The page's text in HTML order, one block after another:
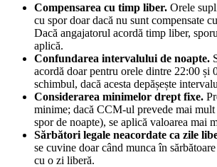
Compensarea cu timp liber. Orele
cu spor doar dacă nu sunt compensate
Dacă angajatorul acordă timp liber,
aplică.
Confundarea intervalului de noapte.
acordă doar pentru orele dintre 22:00
schimbul, dacă acesta depășește
Considerarea minimelor drept fixe.
minime; dacă CCM-ul prevede mai
spor de noapte), se aplică valoarea mai
Sărbători legale neacordate ca zile
se cuvine doar când munca în
cu o zi liberă.